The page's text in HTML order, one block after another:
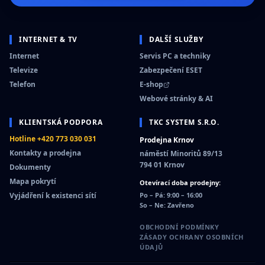
INTERNET & TV
Internet
Televize
Telefon
DALŠÍ SLUŽBY
Servis PC a techniky
Zabezpečení ESET
E-shop
Webové stránky & AI
KLIENTSKÁ PODPORA
Hotline +420 773 030 031
Kontakty a prodejna
Dokumenty
Mapa pokrytí
Vyjádření k existenci sítí
TKC SYSTEM S.R.O.
Prodejna Krnov
náměstí Minoritů 89/13
794 01 Krnov
Otevírací doba prodejny:
Po – Pá: 9:00 – 16:00
So – Ne: Zavřeno
OBCHODNÍ PODMÍNKY
ZÁSADY OCHRANY OSOBNÍCH
ÚDAJŮ